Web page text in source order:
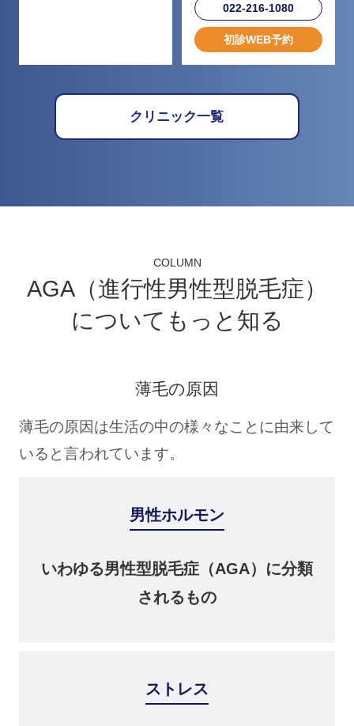
022-216-1080
初診WEB予約
クリニック一覧
COLUMN
AGA（進行性男性型脱毛症）
についてもっと知る
薄毛の原因
薄毛の原因は生活の中の様々なことに由来して
いると言われています。
男性ホルモン
いわゆる男性型脱毛症（AGA）に分類
されるもの
ストレス